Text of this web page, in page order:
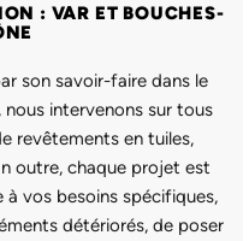
: VAR ET BOUCHES-
son savoir-faire dans le
intervenons sur tous
revêtements en tuiles,
outre, chaque projet est
vos besoins spécifiques,
détériorés, de poser